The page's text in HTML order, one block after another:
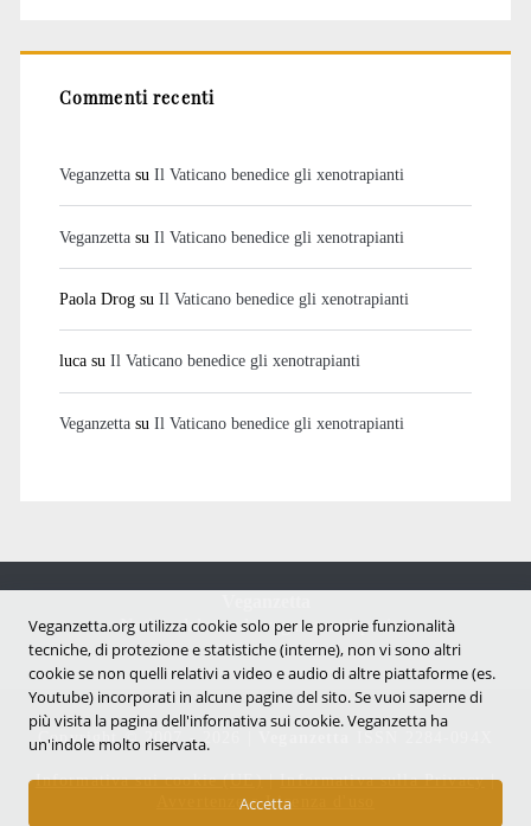
Commenti recenti
Veganzettasu Il Vaticano benedice gli xenotrapianti
Veganzettasu Il Vaticano benedice gli xenotrapianti
Paola Drogsu Il Vaticano benedice gli xenotrapianti
lucasu Il Vaticano benedice gli xenotrapianti
Veganzettasu Il Vaticano benedice gli xenotrapianti
Notizie dal mondo vegan e antispecista
Copyright © 2007 - 2026 |
Informativa sui cookie (UE)|Informativa sulla Privacy|
Avvertenze e Licenza d'uso
Veganzetta.org utilizza cookie solo per le proprie funzionalità
tecniche, di protezione e statistiche (interne), non vi sono altri
cookie se non quelli relativi a video e audio di altre piattaforme (es.
Youtube) incorporati in alcune pagine del sito. Se vuoi saperne di
più visita la pagina dell'infornativa sui cookie. Veganzetta ha
un'indole molto riservata.
Accetta